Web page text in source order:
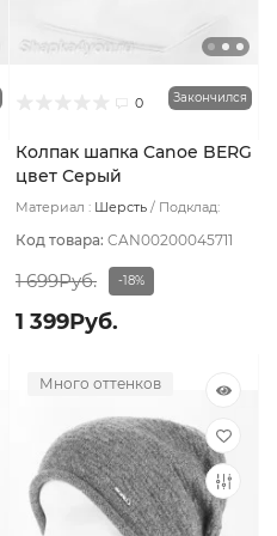
0 Закончился
Колпак шапка Canoe BERG
цвет Серый
Материал : Шерсть
Подклад:
Код товара: CAN00200045711
1 699Руб. -18%
1 399Руб.
Много оттенков